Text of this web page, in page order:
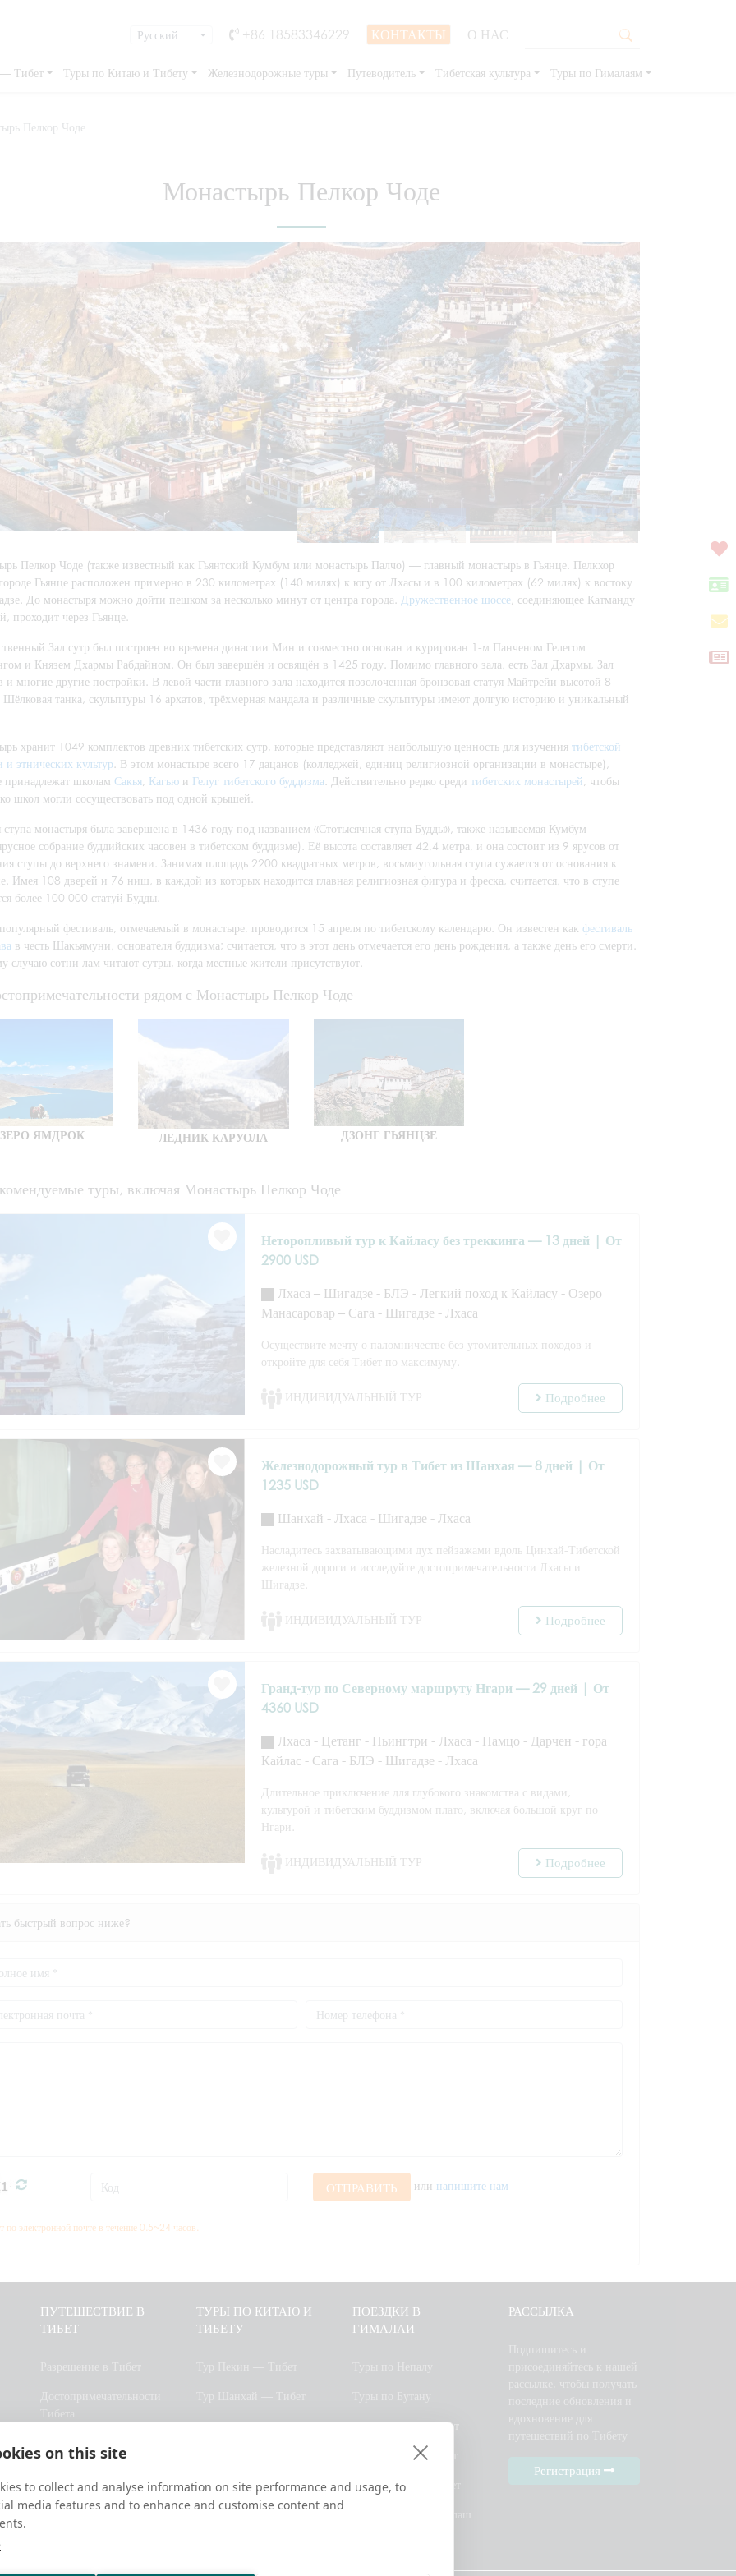
on this site
to collect and analyse information on site performance and usage, to
media features and to enhance and customise content and
+86 18583346229 КОНТАКТЫ О НАС
Тибет Туры по Китаю и Тибету Железнодорожные туры Путеводитель Тибетская культура Туры по Гималаям
Пелкор Чоде
Монастырь Пелкор Чоде
Пелкор Чоде (также известный как Гьянтский Кумбум или монастырь Палчо) — главный монастырь в Гьянце. Пелкхор
Гьянце расположен примерно в 230 километрах (140 милях) к югу от Лхасы и в 100 километрах (62 милях) к востоку
До монастыря можно дойти пешком за несколько минут от центра города.
Дружественное шоссе, соединяющее Катманду
проходит через Гьянце.
Зал сутр был построен во времена династии Мин и совместно основан и курирован 1-м Панченом Гелегом
и Князем Дхармы Рабдайном. Он был завершён и освящён в 1425 году. Помимо главного зала, есть Зал Дхармы, Зал
и многие другие постройки. В левой части главного зала находится позолоченная бронзовая статуя Майтрейи высотой 8
Шёлковая танка, скульптуры 16 архатов, трёхмерная мандала и различные скульптуры имеют долгую историю и уникальный
хранит 1049 комплектов древних тибетских сутр, которые представляют наибольшую ценность для изучения тибетской
и этнических культур . В этом монастыре всего 17 дацанов (колледжей, единиц религиозной организации в монастыре),
принадлежат школам Сакья, Кагью и Гелуг тибетского буддизма . Действительно редко среди тибетских монастырей, чтобы
школ могли сосуществовать под одной крышей.
ступа монастыря была завершена в 1436 году под названием «Стотысячная ступа Будды», также называемая Кумбум
собрание буддийских часовен в тибетском буддизме). Её высота составляет 42,4 метра, и она состоит из 9 ярусов от
ступы до верхнего знамени. Занимая площадь 2200 квадратных метров, восьмиугольная ступа сужается от основания к
Имея 108 дверей и 76 ниш, в каждой из которых находится главная религиозная фигура и фреска, считается, что в ступе
более 100 000 статуй Будды.
фестиваль, отмечаемый в монастыре, проводится 15 апреля по тибетскому календарю. Он известен как фестиваль
в честь Шакьямуни, основателя буддизма; считается, что в этот день отмечается его день рождения, а также день его смерти.
случаю сотни лам читают сутры, когда местные жители присутствуют.
рядом с Монастырь Пелкор Чоде
ЯМДРОК ЛЕДНИК КАРУОЛА ДЗОНГ ГЬЯНЦЗЕ
туры, включая Монастырь Пелкор Чоде
Неторопливый тур к Кайласу без треккинга — 13 дней | От
2900 USD
Лхаса – Шигадзе - БЛЭ - Легкий поход к Кайласу - Озеро
Манасаровар – Сага - Шигадзе - Лхаса
Осуществите мечту о паломничестве без утомительных походов и
откройте для себя Тибет по максимуму.
ИНДИВИДУАЛЬНЫЙ ТУР Подробнее
Железнодорожный тур в Тибет из Шанхая — 8 дней | От
1235 USD
Шанхай - Лхаса - Шигадзе - Лхаса
Насладитесь захватывающими дух пейзажами вдоль Цинхай-Тибетской
железной дороги и исследуйте достопримечательности Лхасы и
Шигадзе.
ИНДИВИДУАЛЬНЫЙ ТУР Подробнее
Гранд-тур по Северному маршруту Нгари — 29 дней | От
4360 USD
Лхаса - Цетанг - Ньингтри - Лхаса - Намцо - Дарчен - гора
Кайлас - Сага - БЛЭ - Шигадзе - Лхаса
Длительное приключение для глубокого знакомства с видами,
культурой и тибетским буддизмом плато, включая большой круг по
Нгари.
ИНДИВИДУАЛЬНЫЙ ТУР Подробнее
быстрый вопрос ниже?
ОТПРАВИТЬ или напишите нам
по электронной почте в течение 0.5~24 часов.
ПУТЕШЕСТВИЕ В
ТИБЕТ
Часто задаваемые
ТУРЫ ПО КИТАЮ И
ТИБЕТУ
Тур Чэнду — Тибет
Тур Сининь — Тибет
Тур Юньнань — Тибет
ПОЕЗДКИ В
ГИМАЛАИ
Туры Непал — Тибет
Туры Бутан — Тибет
Бутан, Непал и Тибет
РАССЫЛКА
Регистрация